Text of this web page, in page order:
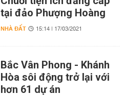
tại đảo Phượng Hoàng
NHÀ ĐẤT 15:14 | 17/03/2021
Bắc Vân Phong - Khánh
Hòa sôi động trở lại với
hơn 61 dự án